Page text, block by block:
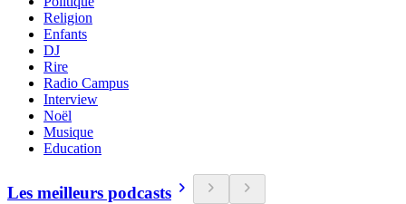
Religion
Enfants
DJ
Rire
Radio Campus
Interview
Noël
Musique
Education
Les meilleurs podcasts